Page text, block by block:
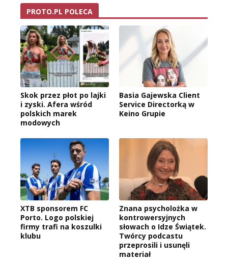
PROTO.PL POLECA
Skok przez płot po lajki
i zyski. Afera wśród
polskich marek
modowych
Basia Gajewska Client
Service Directorką w
Keino Grupie
XTB sponsorem FC
Porto. Logo polskiej
firmy trafi na koszulki
klubu
Znana psycholożka w
kontrowersyjnych
słowach o Idze Świątek.
Twórcy podcastu
przeprosili i usunęli
materiał